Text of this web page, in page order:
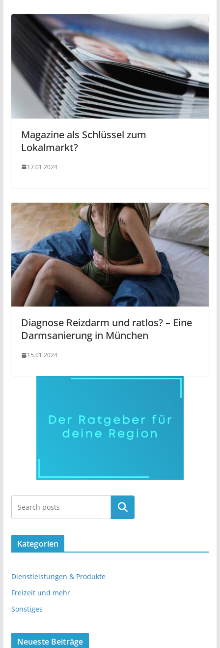
Magazine als Schlüssel zum
Lokalmarkt?
17.01.2024
Diagnose Reizdarm und ratlos? – Eine
Darmsanierung in München
15.01.2024
Kategorien
Dienstleistungen & Produkte
Freizeit und mehr
Sonstiges
Neueste Beiträge